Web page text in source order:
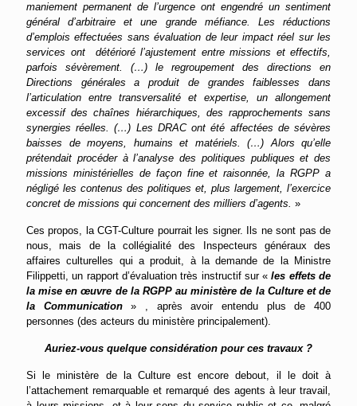
maniement permanent de l’urgence ont engendré un sentiment
général d’arbitraire et une grande méfiance. Les réductions
d’emplois effectuées sans évaluation de leur impact réel sur les
services ont détérioré l’ajustement entre missions et effectifs,
parfois sévèrement. (…) le regroupement des directions en
Directions générales a produit de grandes faiblesses dans
l’articulation entre transversalité et expertise, un allongement
excessif des chaînes hiérarchiques, des rapprochements sans
synergies réelles. (…) Les DRAC ont été affectées de sévères
baisses de moyens, humains et matériels. (…) Alors qu’elle
prétendait procéder à l’analyse des politiques publiques et des
missions ministérielles de façon fine et raisonnée, la RGPP a
négligé les contenus des politiques et, plus largement, l’exercice
concret de missions qui concernent des milliers d’agents. »
Ces propos, la CGT-Culture pourrait les signer. Ils ne sont pas de
nous, mais de la collégialité des Inspecteurs généraux des
affaires culturelles qui a produit, à la demande de la Ministre
Filippetti, un rapport d’évaluation très instructif sur «les effets de
la mise en œuvre de la RGPP au ministère de la Culture et de
la Communication» , après avoir entendu plus de 400
personnes (des acteurs du ministère principalement).
Auriez-vous quelque considération pour ces travaux ?
Si le ministère de la Culture est encore debout, il le doit à
l’attachement remarquable et remarqué des agents à leur travail,